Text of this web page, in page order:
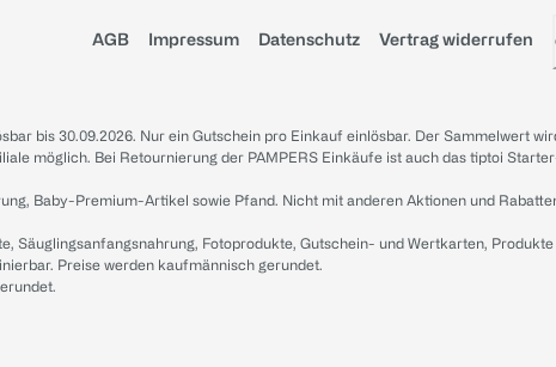
AGB Impressum Datenschutz Vertrag widerrufen
bis 30.09.2026. Nur ein Gutschein pro Einkauf einlösbar. Der Sammelwert
möglich. Bei Retournierung der PAMPERS Einkäufe ist auch das tiptoi
Baby-Premium-Artikel sowie Pfand. Nicht mit anderen Aktionen und
Säuglingsanfangsnahrung, Fotoprodukte, Gutschein- und Wertkarten,
Preise werden kaufmännisch gerundet.